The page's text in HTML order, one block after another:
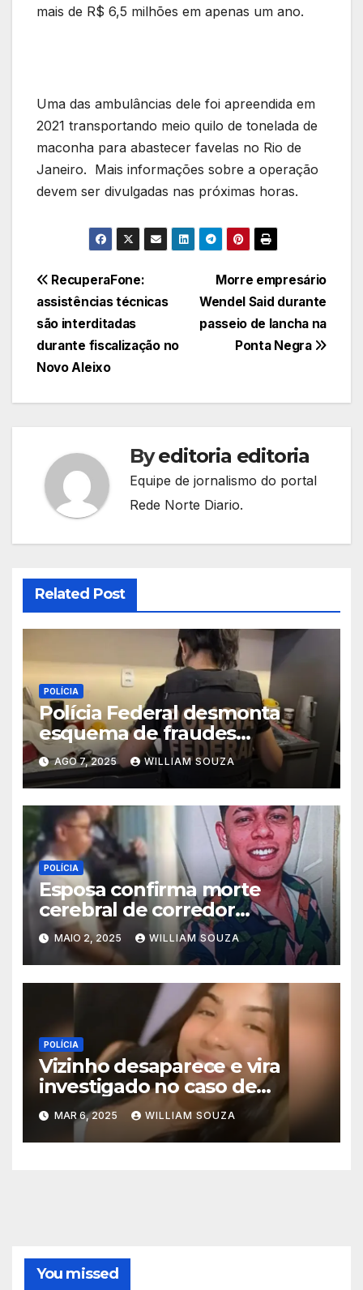
mais de R$ 6,5 milhões em apenas um ano.
Uma das ambulâncias dele foi apreendida em
2021 transportando meio quilo de tonelada de
maconha para abastecer favelas no Rio de
Janeiro. Mais informações sobre a operação
devem ser divulgadas nas próximas horas.
Navegação
de
Post
Morre empresário
Wendel Said durante
passeio de lancha na
Ponta Negra
RecuperaFone:
assistências técnicas
são interditadas
durante fiscalização no
Novo Aleixo
Byeditoria editoria
Equipe de jornalismo do portal
Rede Norte Diario.
Related Post
POLÍCIA
Polícia Federal desmonta
esquema de fraudes
bancárias milionárias no
Amazonas
AGO 7, 2025 WILLIAM SOUZA
POLÍCIA
Esposa confirma morte
cerebral de corredor
atropelado por motorista
bêbado na Ponta Negra
MAIO 2, 2025 WILLIAM SOUZA
POLÍCIA
Vizinho desaparece e vira
investigado no caso de
adolescente decapitada
MAR 6, 2025 WILLIAM SOUZA
You missed